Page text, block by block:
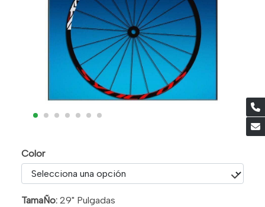
Color
TamaÑo: 29" Pulgadas